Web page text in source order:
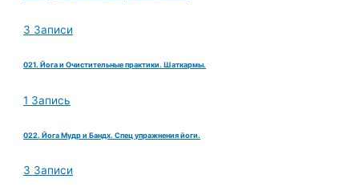
3 Записи
021. Йога и Очистительные практики. Шаткармы.
1 Запись
022. Йога Мудр и Бандх. Спец упражнения йоги.
3 Записи